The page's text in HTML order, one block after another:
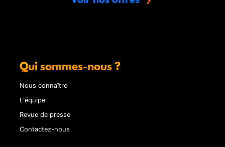
Qui sommes-nous ?
Nous connaître
L'équipe
Revue de presse
Contactez-nous